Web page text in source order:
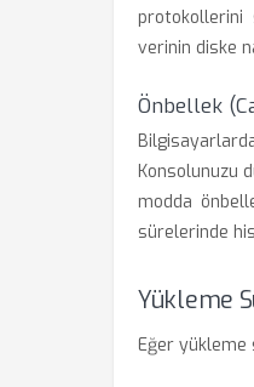
protokollerini
verinin diske
Önbellek
Konsolunuzu
modda
sürelerinde
Yükleme
Eğer yükleme